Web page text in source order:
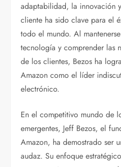
adaptabilidad, la innovación
cliente ha sido clave para el
todo el mundo. Al
tecnología y comprender las
de los clientes, Bezos ha
Amazon como el líder
electrónico.
En el competitivo mundo de
emergentes, Jeff Bezos, el
Amazon, ha demostrado ser
audaz. Su enfoque